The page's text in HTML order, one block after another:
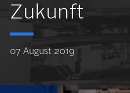
Zukunft
07 August 2019